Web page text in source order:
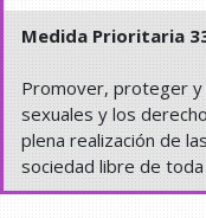
Medida Prioritaria
Promover, proteger y
sexuales y los
plena realización de
sociedad libre de